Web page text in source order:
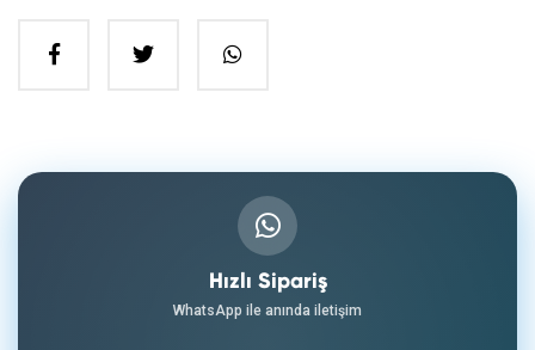
Hızlı Sipariş
WhatsApp ile anında iletişim